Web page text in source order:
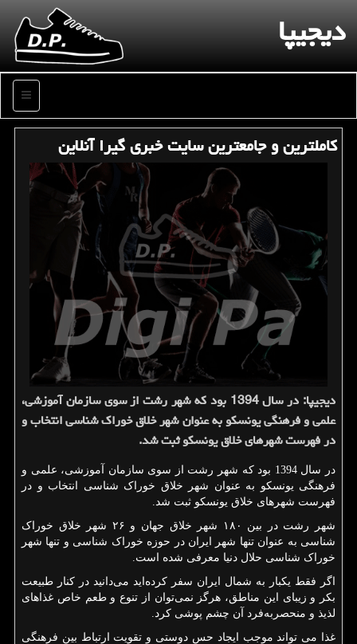
دیجیپا
منو
كاملترین و جامعترین سایت خبری گیرا آنلاین
دیجیپا: در سال 1394 بود كه شهر رشت از سوی سازمان آموزشی،
علمی و فرهنگی یونسكو به عنوان شهر خلاق خوراك شناسی انتخاب و
در فهرست شهرهای خلاق یونسكو ثبت شد.
در سال 1394 بود که شهر رشت از سوی سازمان آموزشی، علمی و
فرهنگی یونسکو به عنوان شهر خلاق خوراک شناسی انتخاب و در
فهرست شهرهای خلاق یونسکو ثبت شد.
شهر رشت در بین ۱۸۰ شهر خلاق جهان و ۲۶ شهر خلاق خوراک
شناسی به عنوان تنها شهر ایران در حوزه خوراک شناسی و تنها شهر
خوراک شناسی حلال دنیا معرفی شده است.
اگر فقط یکبار به شمال ایران سفر کرده‌اید می‌دانید در کنار طبیعت
بکر و زیبای این مناطق، هرگز نمی‌توان از تنوع و طعم خاص غذا‌های
لذیذ و منحصر‌به‌فرد آن چشم پوشی کرد.
غذا می تواند موجب ایجاد حس دوستی و تقویت ارتباط بین فرهنگی